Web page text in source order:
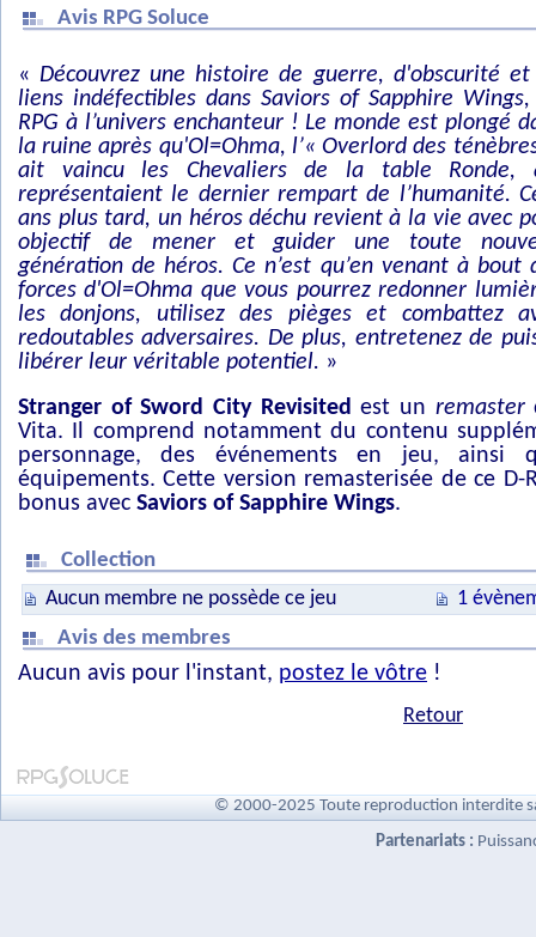
Avis RPG Soluce
«Découvrez une histoire de guerre, d'obscurité et
liens indéfectibles dans Saviors of Sapphire
RPG à l’univers enchanteur ! Le monde est plongé
la ruine après qu'Ol=Ohma, l’« Overlord des
ait vaincu les Chevaliers de la table Ronde,
représentaient le dernier rempart de l’humanité.
ans plus tard, un héros déchu revient à la vie avec
objectif de mener et guider une toute
génération de héros. Ce n’est qu’en venant à bout
forces d'Ol=Ohma que vous pourrez redonner
les donjons, utilisez des pièges et combattez
redoutables adversaires. De plus, entretenez de
libérer leur véritable potentiel. »
Stranger of Sword City Revisited est un remaster
Vita. Il comprend notamment du contenu
personnage, des événements en jeu,
équipements. Cette version remasterisée de ce D-
bonus avec Saviors of Sapphire Wings.
Collection
Aucun membre ne possède ce jeu
1
Avis des membres
Aucun avis pour l'instant, postez le vôtre !
Retour
© 2000-2025 Toute reproduction interdite
Partenariats :